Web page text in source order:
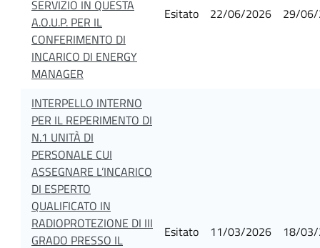
SERVIZIO IN QUESTA
A.O.U.P. PER IL
CONFERIMENTO DI
INCARICO DI ENERGY
MANAGER
Esitato 22/06/2026 29/
INTERPELLO INTERNO
PER IL REPERIMENTO DI
N.1 UNITÀ DI
PERSONALE CUI
ASSEGNARE L’INCARICO
DI ESPERTO
QUALIFICATO IN
RADIOPROTEZIONE DI III
GRADO PRESSO IL
Esitato 11/03/2026 18/